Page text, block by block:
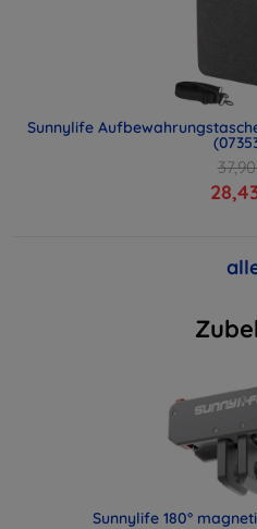
Sunnylife
Sunnylife 180°